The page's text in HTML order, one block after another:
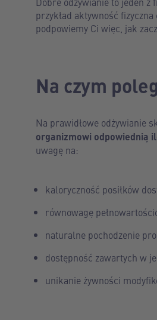
przykład aktywność
podpowiemy Ci więc, jak
Na czym
Na prawidłowe odżywianie
organizmowi odpowiednią
uwagę na:
kaloryczność posiłków
równowagę
naturalne pochodzenie
dostępność zawartych w
unikanie żywności